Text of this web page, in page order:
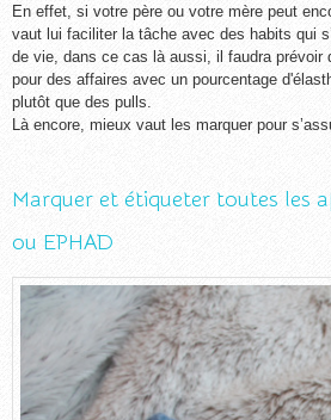
En effet, si votre père ou votre mère peut
vaut lui faciliter la tâche avec des habits qui
de vie, dans ce cas là aussi, il faudra
pour des affaires avec un pourcentage
plutôt que des pulls.
Là encore, mieux vaut les marquer pour
Marquer et étiqueter toutes les
ou EPHAD